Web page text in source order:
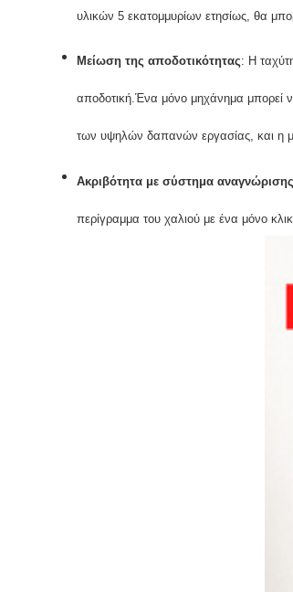
υλικών 5 εκατομμυρίων ετησίως, θα
Μείωση της αποδοτικότητας: Η
αποδοτική.Ένα μόνο μηχάνημα μπορεί
των υψηλών δαπανών εργασίας, και η
Ακριβότητα με σύστημα
περίγραμμα του χαλιού με ένα μόνο